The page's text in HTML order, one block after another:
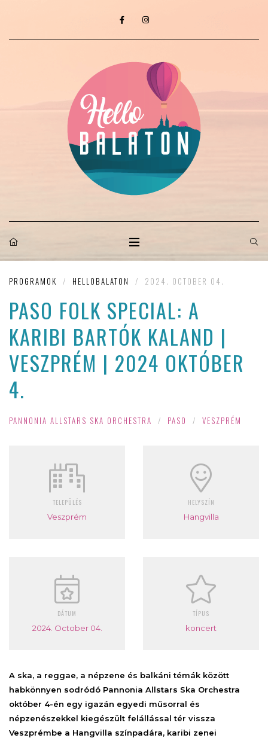
PROGRAMOK / HELLOBALATON / 2024. OCTOBER 04.
PASO FOLK SPECIAL: A
KARIBI BARTÓK KALAND |
VESZPRÉM | 2024 OKTÓBER
4.
PANNONIA ALLSTARS SKA ORCHESTRA / PASO / VESZPRÉM
TELEPÜLÉS
Veszprém
HELYSZÍN
Hangvilla
DÁTUM
2024. October 04.
TÍPUS
koncert
A ska, a reggae, a népzene és balkáni témák között
habkönnyen sodródó Pannonia Allstars Ska Orchestra
október 4-én egy igazán egyedi műsorral és
népzenészekkel kiegészült felállással tér vissza
Veszprémbe a Hangvilla színpadára, karibi zenei